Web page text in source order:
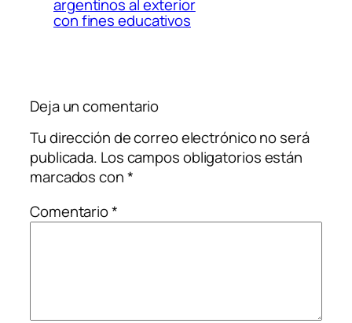
argentinos al exterior
con fines educativos
Deja un comentario
Tu dirección de correo electrónico no será
publicada. Los campos obligatorios están
marcados con*
Comentario*